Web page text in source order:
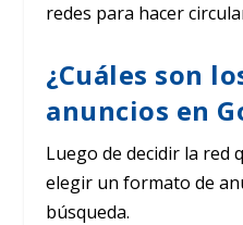
redes para hacer
¿Cuáles son
anuncios en
Luego de decidir la red
elegir un formato de
búsqueda.